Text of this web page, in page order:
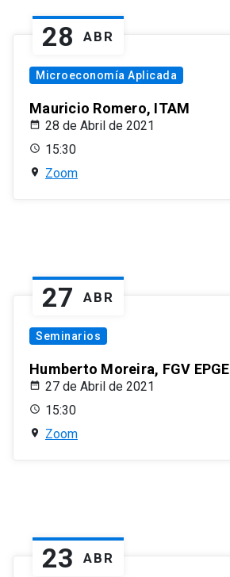
28 ABR
Microeconomía Aplicada
Mauricio Romero, ITAM
28 de Abril de 2021
15:30
Zoom
27 ABR
Seminarios
Humberto Moreira, FGV EPGE
27 de Abril de 2021
15:30
Zoom
23 ABR